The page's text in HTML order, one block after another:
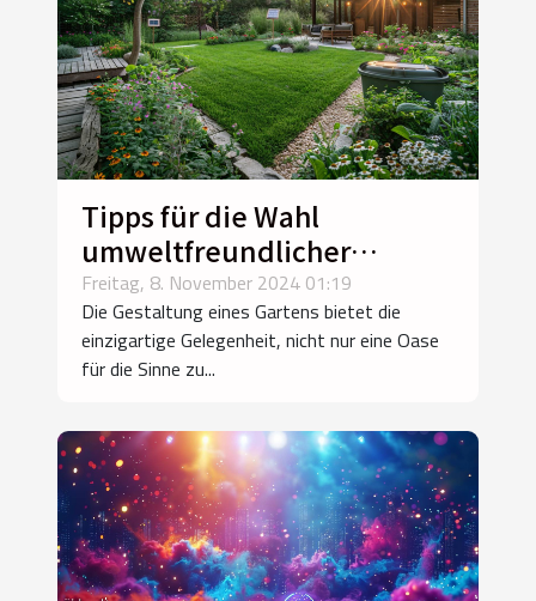
Tipps für die Wahl
umweltfreundlicher
Materialien in der
Gartengestaltung
Freitag, 8. November 2024 01:19
Die Gestaltung eines Gartens bietet die
einzigartige Gelegenheit, nicht nur eine Oase
für die Sinne zu...